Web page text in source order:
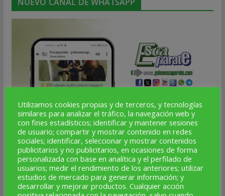
NUEVO CANAL DE WHATSAPP
Utilizamos cookies propias y de terceros, y tecnologías
similares para analizar el tráfico, la navegación web y
con fines estadísticos; identificar y mantener sesiones
de usuario; compartir y mostrar contenido en redes
sociales; identificar, seleccionar y mostrar contenidos
publicitarios y no publicitarios, en ocasiones de forma
personalizada con base en analítica y el perfilado de
usuarios; medir el rendimiento de los anteriores; utilizar
estudios de mercado para generar información; y
desarrollar y mejorar productos. Cualquier acción